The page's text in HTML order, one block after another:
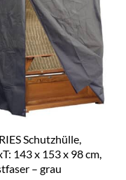
Schutzhülle,
143 x 153 x 98 cm,
– grau